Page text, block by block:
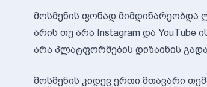
მოსმენის ფონად მიმდინარეობდა
არის თუ არა Instagram და
არა პლატფორმების დიზაინის
მოსმენის კიდევ ერთი მთავარი